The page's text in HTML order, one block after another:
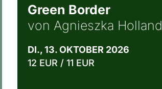
Green Border
von Agnieszka Holland
DI., 13. OKTOBER 2026
12 EUR / 11 EUR